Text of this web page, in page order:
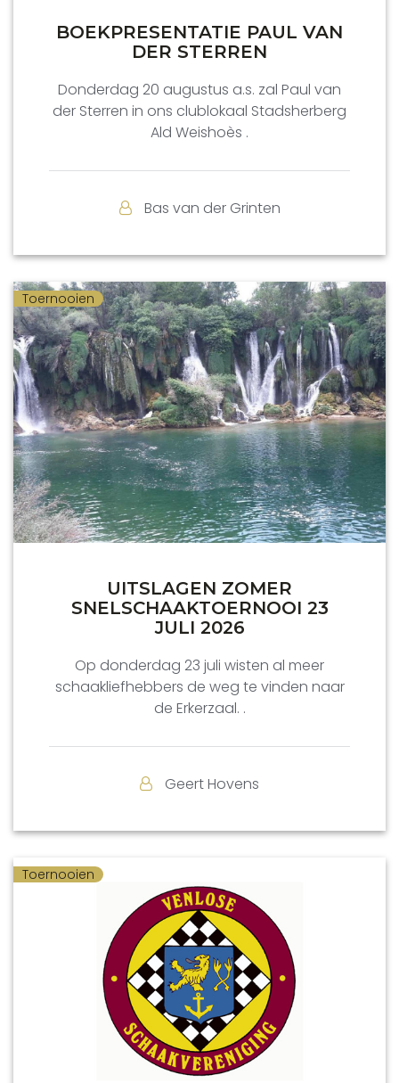
BOEKPRESENTATIE PAUL VAN
DER STERREN
Donderdag 20 augustus a.s. zal Paul van
der Sterren in ons clublokaal Stadsherberg
Ald Weishoès .
Bas van der Grinten
Toernooien
UITSLAGEN ZOMER
SNELSCHAAKTOERNOOI 23
JULI 2026
Op donderdag 23 juli wisten al meer
schaakliefhebbers de weg te vinden naar
de Erkerzaal. .
Geert Hovens
Toernooien